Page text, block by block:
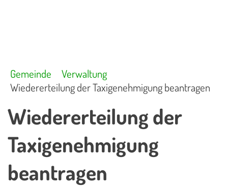
Gemeinde
Verwaltung
Wiedererteilung der Taxigenehmigung beantragen
Wiedererteilung der
Taxigenehmigung
beantragen